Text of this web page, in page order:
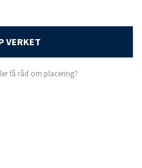
VERKET
få råd om placering?